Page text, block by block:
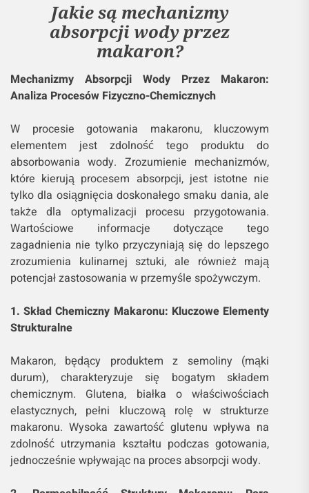
Jakie są mechanizmy
absorpcji wody przez
makaron?
Mechanizmy Absorpcji Wody Przez Makaron:
Analiza Procesów Fizyczno-Chemicznych
W procesie gotowania makaronu, kluczowym
elementem jest zdolność tego produktu do
absorbowania wody. Zrozumienie mechanizmów,
które kierują procesem absorpcji, jest istotne nie
tylko dla osiągnięcia doskonałego smaku dania, ale
także dla optymalizacji procesu przygotowania.
Wartościowe informacje dotyczące tego
zagadnienia nie tylko przyczyniają się do lepszego
zrozumienia kulinarnej sztuki, ale również mają
potencjał zastosowania w przemyśle spożywczym.
1. Skład Chemiczny Makaronu: Kluczowe Elementy
Strukturalne
Makaron, będący produktem z semoliny (mąki
durum), charakteryzuje się bogatym składem
chemicznym. Glutena, białka o właściwościach
elastycznych, pełni kluczową rolę w strukturze
makaronu. Wysoka zawartość glutenu wpływa na
zdolność utrzymania kształtu podczas gotowania,
jednocześnie wpływając na proces absorpcji wody.